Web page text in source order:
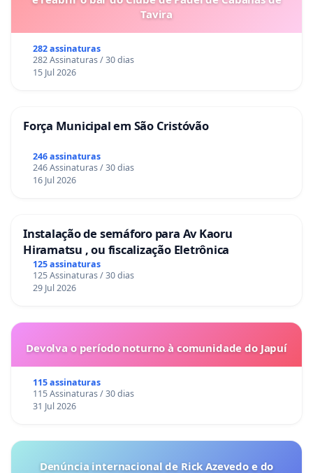
Tavira
282 assinaturas
282 Assinaturas / 30 dias
15 Jul 2026
Força Municipal em São Cristóvão
246 assinaturas
246 Assinaturas / 30 dias
16 Jul 2026
Instalação de semáforo para Av Kaoru
Hiramatsu , ou fiscalização Eletrônica
125 assinaturas
125 Assinaturas / 30 dias
29 Jul 2026
Devolva o período noturno à comunidade do Japuí
115 assinaturas
115 Assinaturas / 30 dias
31 Jul 2026
Denúncia internacional de Rick Azevedo e do